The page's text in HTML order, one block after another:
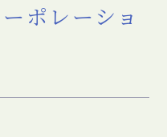
ポレーショ